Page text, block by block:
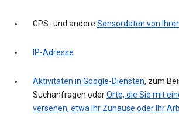
GPS- und andere Sensordaten von
IP-Adresse
Aktivitäten in Google-Diensten, zum
Suchanfragen oderOrte, die Sie mit
versehen, etwa Ihr Zuhause oder Ihr